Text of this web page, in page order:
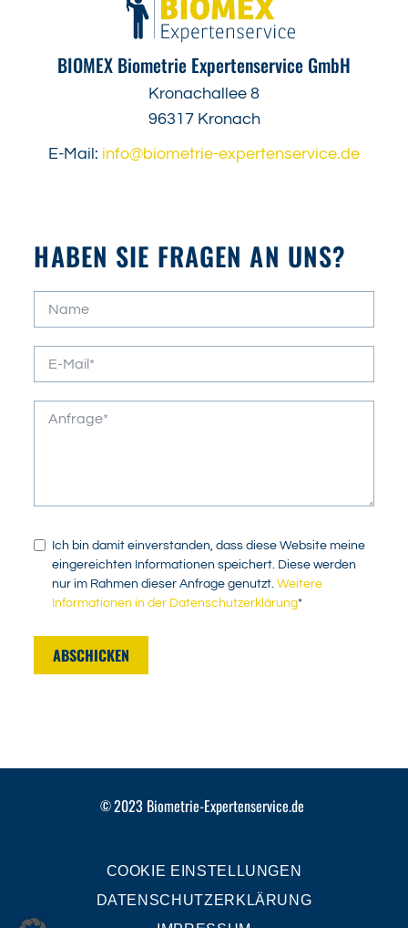
BIOMEX Biometrie Expertenservice GmbH
Kronachallee 8
96317 Kronach
E-Mail: info@biometrie-expertenservice.de
HABEN SIE FRAGEN AN UNS?
Ich bin damit einverstanden, dass diese Website meine
eingereichten Informationen speichert. Diese werden
nur im Rahmen dieser Anfrage genutzt.Weitere
Informationen in der Datenschutzerklärung*
ABSCHICKEN
©2023 Biometrie-Expertenservice.de
COOKIE EINSTELLUNGEN
DATENSCHUTZERKLÄRUNG